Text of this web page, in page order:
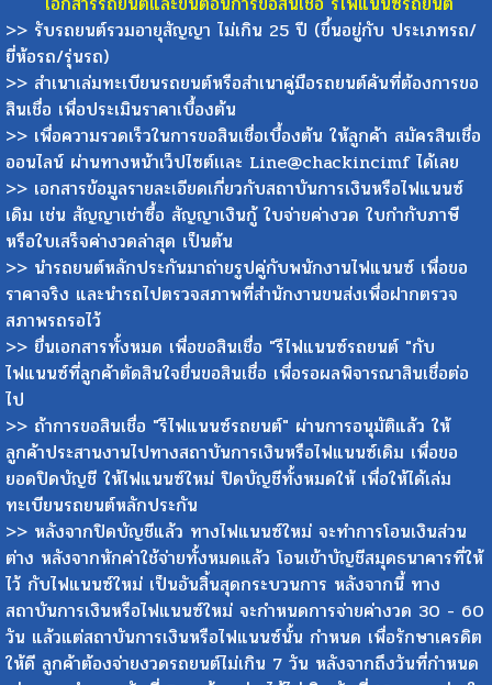
เอกสารรถยนต์และขั้นตอนการขอสินเชื่อ รีไฟแนนซ์รถยนต์
>> รับรถยนต์รวมอายุสัญญา ไม่เกิน 25 ปี (ขึ้นอยู่กับ ประเภทรถ/
ยี่ห้อรถ/รุ่นรถ)
>> สำเนาเล่มทะเบียนรถยนต์หรือสำเนาคู่มือรถยนต์คันที่ต้องการขอ
สินเชื่อ เพื่อประเมินราคาเบื้องต้น
>> เพื่อความรวดเร็วในการขอสินเชื่อเบื้องต้น ให้ลูกค้า สมัครสินเชื่อ
ออนไลน์ ผ่านทางหน้าเว็ปไซต์เเละ Line@chackincimf ได้เลย
>> เอกสารข้อมูลรายละเอียดเกี่ยวกับสถาบันการเงินหรือไฟแนนซ์
เดิม เช่น สัญญาเช่าซื้อ สัญญาเงินกู้ ใบจ่ายค่างวด ใบกำกับภาษี
หรือใบเสร็จค่างวดล่าสุด เป็นต้น
>> นำรถยนต์หลักประกันมาถ่ายรูปคู่กับพนักงานไฟแนนซ์ เพื่อขอ
ราคาจริง และนำรถไปตรวจสภาพที่สำนักงานขนส่งเพื่อฝากตรวจ
สภาพรถรอไว้
>> ยื่นเอกสารทั้งหมด เพื่อขอสินเชื่อ "รีไฟแนนซ์รถยนต์ "กับ
ไฟแนนซ์ที่ลูกค้าตัดสินใจยื่นขอสินเชื่อ เพื่อรอผลพิจารณาสินเชื่อต่อ
ไป
>> ถ้าการขอสินเชื่อ "รีไฟแนนซ์รถยนต์" ผ่านการอนุมัติแล้ว ให้
ลูกค้าประสานงานไปทางสถาบันการเงินหรือไฟแนนซ์เดิม เพื่อขอ
ยอดปิดบัญชี ให้ไฟแนนซ์ใหม่ ปิดบัญชีทั้งหมดให้ เพื่อให้ได้เล่ม
ทะเบียนรถยนต์หลักประกัน
>> หลังจากปิดบัญชีแล้ว ทางไฟแนนซ์ใหม่ จะทำการโอนเงินส่วน
ต่าง หลังจากหักค่าใช้จ่ายทั้งหมดแล้ว โอนเข้าบัญชีสมุดธนาคารที่ให้
ไว้ กับไฟแนนซ์ใหม่ เป็นอันสิ้นสุดกระบวนการ หลังจากนี้ ทาง
สถาบันการเงินหรือไฟแนนซ์ใหม่ จะกำหนดการจ่ายค่างวด 30 - 60
วัน แล้วแต่สถาบันการเงินหรือไฟแนนซ์นั้น กำหนด เพื่อรักษาเครดิต
ให้ดี ลูกค้าต้องจ่ายงวดรถยนต์ไม่เกิน 7 วัน หลังจากถึงวันที่กำหนด